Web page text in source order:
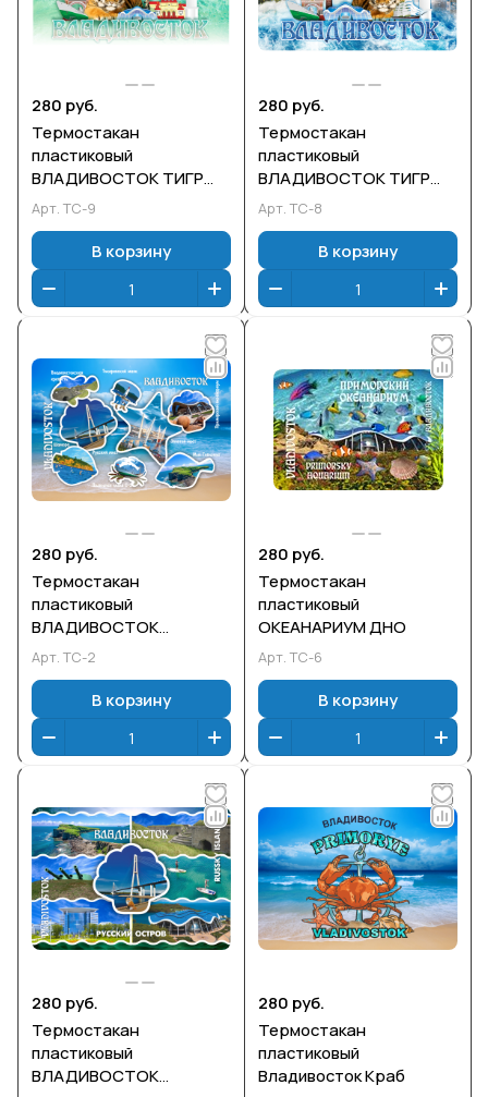
280 руб.
Термостакан
пластиковый
ВЛАДИВОСТОК ТИГР
Ночь
Арт. ТС-9
В корзину
280 руб.
Термостакан
пластиковый
ВЛАДИВОСТОК ТИГР
День
Арт. ТС-8
В корзину
280 руб.
Термостакан
пластиковый
ВЛАДИВОСТОК
РАКУШКИ
Арт. ТС-2
В корзину
280 руб.
Термостакан
пластиковый
ОКЕАНАРИУМ ДНО
Арт. ТС-6
В корзину
280 руб.
Термостакан
пластиковый
ВЛАДИВОСТОК
280 руб.
Термостакан
пластиковый
Владивосток Краб